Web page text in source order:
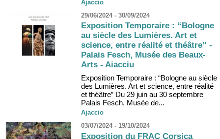
Ajaccio
29/06/2024 - 30/09/2024
Exposition Temporaire : “Bologne
au siècle des Lumières. Art et
science, entre réalité et théâtre” -
Palais Fesch, Musée des Beaux-
Arts - Aiacciu
Exposition Temporaire : “Bologne au siècle
des Lumières. Art et science, entre réalité
et théâtre” Du 29 juin au 30 septembre
Palais Fesch, Musée de...
Ajaccio
03/07/2024 - 19/10/2024
Exposition du FRAC Corsica